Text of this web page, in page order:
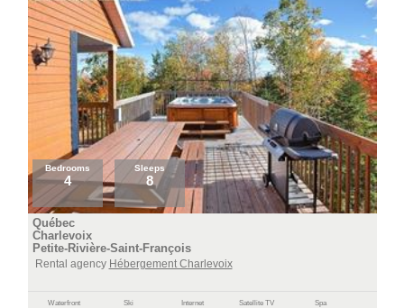
Bedrooms
4
Sleeps
8
Québec
Charlevoix
Petite-Rivière-Saint-François
Rental agency Hébergement Charlevoix
Waterfront Ski Internet Satellite TV Spa